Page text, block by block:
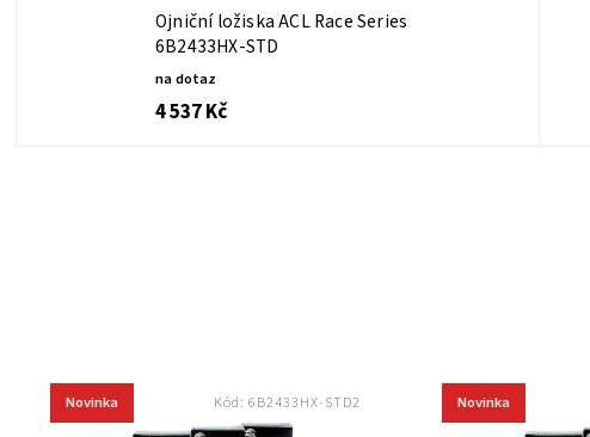
Ojniční ložiska ACL Race Series
6B2433HX-STD
na dotaz
4 537 Kč
Novinka Kód:6B2433HX-STD2 Novinka